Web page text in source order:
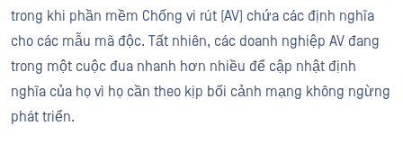
trong khi phần mềm Chống vi rút (AV) chứa các định nghĩa
cho các mẫu mã độc. Tất nhiên, các doanh nghiệp AV đang
trong một cuộc đua nhanh hơn nhiều để cập nhật định
nghĩa của họ vì họ cần theo kịp bối cảnh mạng không ngừng
phát triển.